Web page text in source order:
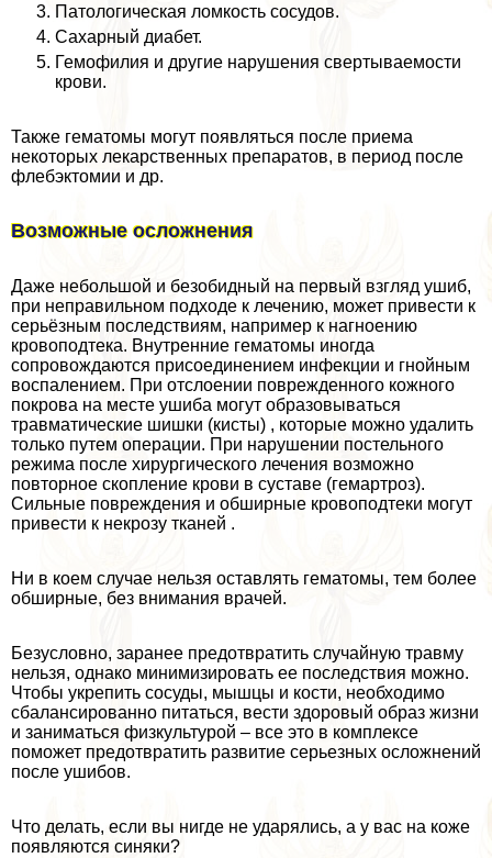
Патологическая ломкость сосудов.
Сахарный диабет.
Гемофилия и другие нарушения свертываемости
крови.
Также гематомы могут появляться после приема
некоторых лекарственных препаратов, в период после
флебэктомии и др.
Возможные осложнения
Даже небольшой и безобидный на первый взгляд ушиб,
при неправильном подходе к лечению, может привести к
серьёзным последствиям, например к нагноению
кровоподтека. Внутренние гематомы иногда
сопровождаются присоединением инфекции и гнойным
воспалением. При отслоении поврежденного кожного
покрова на месте ушиба могут образовываться
травматические шишки (кисты) , которые можно удалить
только путем операции. При нарушении постельного
режима после хирургического лечения возможно
повторное скопление крови в суставе (гемартроз).
Сильные повреждения и обширные кровоподтеки могут
привести к некрозу тканей .
Ни в коем случае нельзя оставлять гематомы, тем более
обширные, без внимания врачей.
Безусловно, заранее предотвратить случайную травму
нельзя, однако минимизировать ее последствия можно.
Чтобы укрепить сосуды, мышцы и кости, необходимо
сбалансированно питаться, вести здоровый образ жизни
и заниматься физкультурой – все это в комплексе
поможет предотвратить развитие серьезных осложнений
после ушибов.
Что делать, если вы нигде не ударялись, а у вас на коже
появляются синяки?